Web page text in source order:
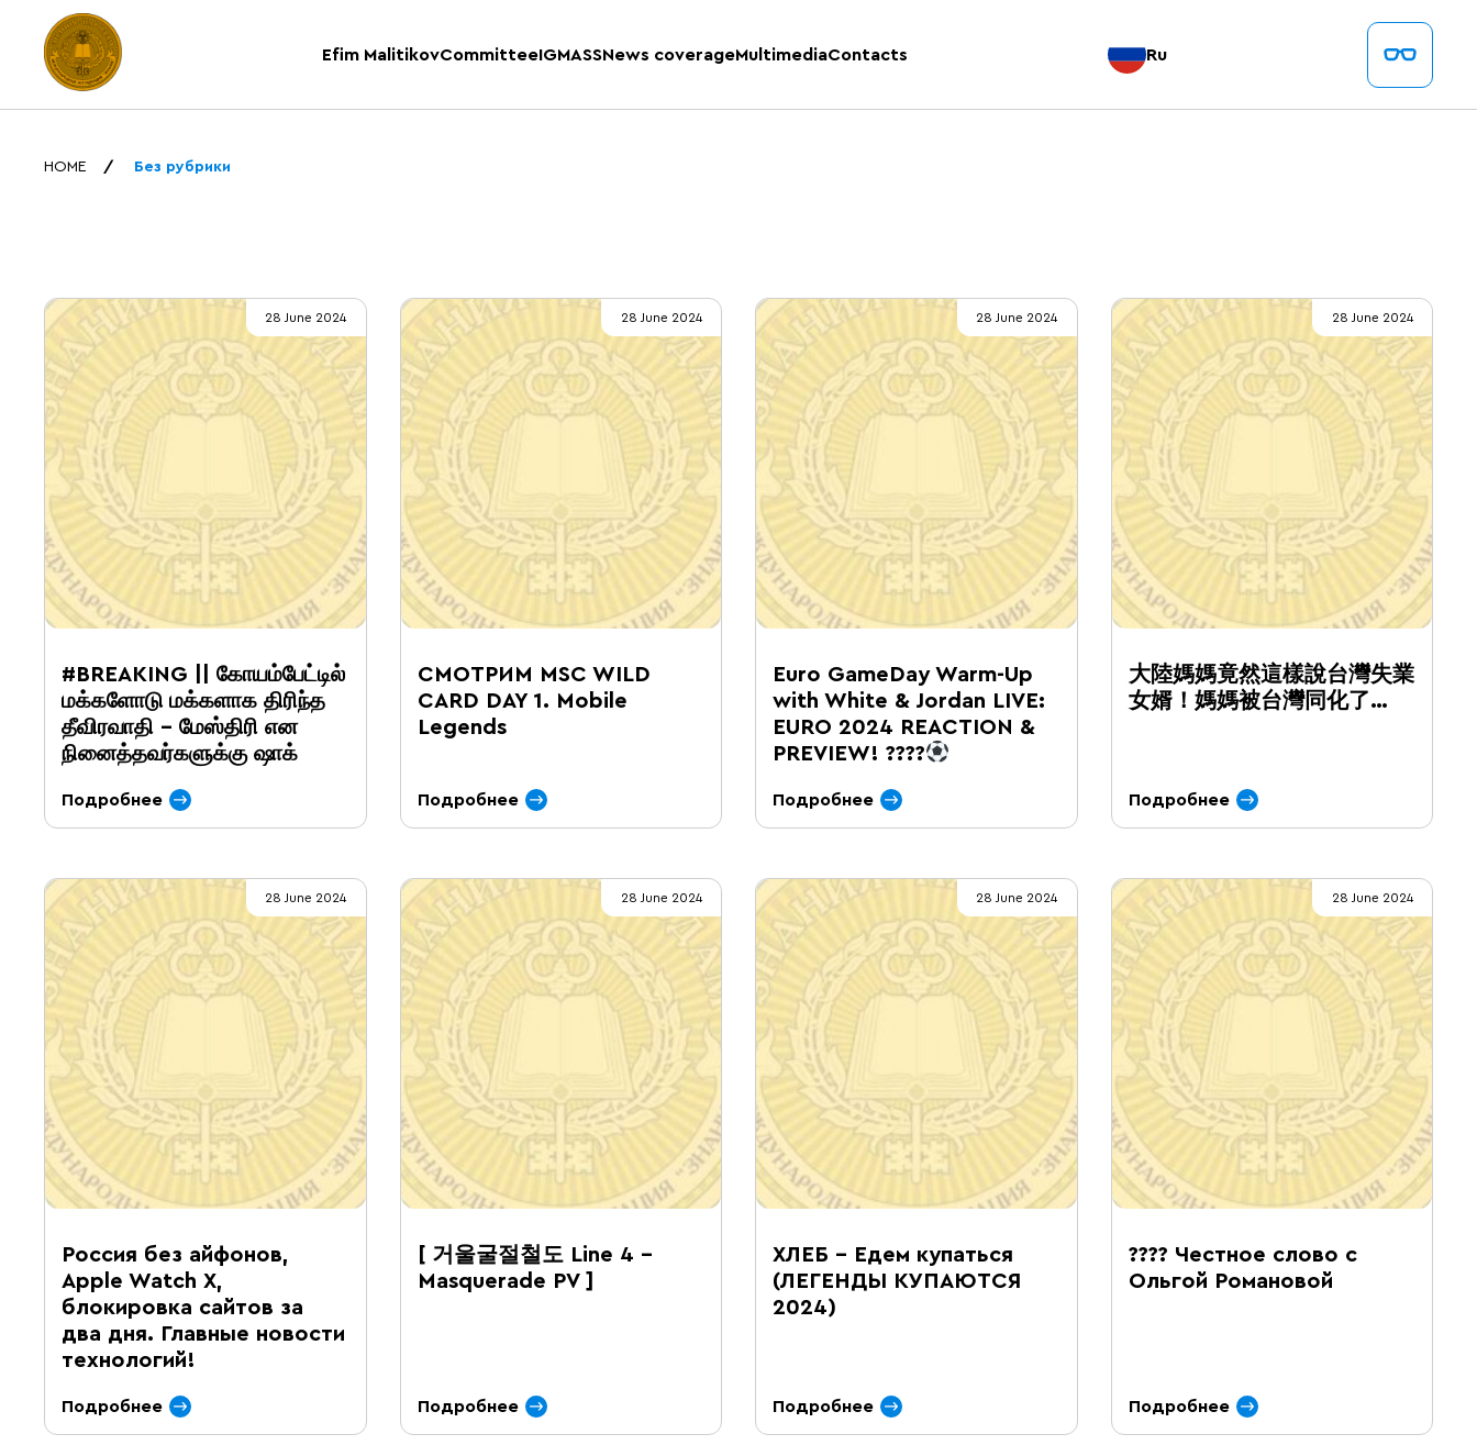
Efim MalitikovCommitteeIGMASSNews coverageMultimediaContacts Ru
HOME Без рубрики
28 June 2024
#BREAKING || கோயம்பேட்டில்
மக்களோடு மக்களாக திரிந்த
தீவிரவாதி – மேஸ்திரி என
நினைத்தவர்களுக்கு ஷாக்
Подробнее
28 June 2024
СМОТРИМ MSC WILD
CARD DAY 1. Mobile
Legends
Подробнее
28 June 2024
Euro GameDay Warm-Up
with White & Jordan LIVE:
EURO 2024 REACTION &
PREVIEW! ????
Подробнее
28 June 2024
大陸媽媽竟然這樣說台灣失業
女婿！媽媽被台灣同化了…
Подробнее
28 June 2024
Россия без айфонов,
Apple Watch X,
блокировка сайтов за
два дня. Главные новости
технологий!
Подробнее
28 June 2024
[ 거울굴절철도 Line 4 –
Masquerade PV ]
Подробнее
28 June 2024
ХЛЕБ – Едем купаться
(ЛЕГЕНДЫ КУПАЮТСЯ
2024)
Подробнее
28 June 2024
???? Честное слово с
Ольгой Романовой
Подробнее